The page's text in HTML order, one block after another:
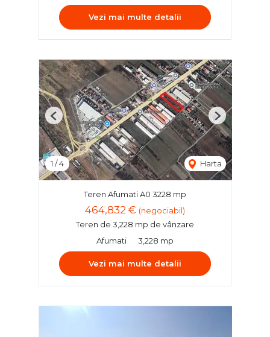
Vezi mai multe detalii
1 /4 Harta
Previous Next
Teren Afumati A0 3228 mp
464,832 € (negociabil)
Teren de 3,228 mp de vânzare
Afumati
3,228 mp
Vezi mai multe detalii